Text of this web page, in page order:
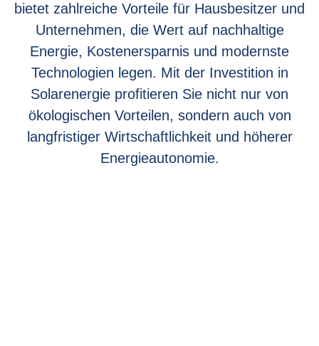
bietet zahlreiche Vorteile für Hausbesitzer und
Unternehmen, die Wert auf nachhaltige
Energie, Kostenersparnis und modernste
Technologien legen. Mit der Investition in
Solarenergie profitieren Sie nicht nur von
ökologischen Vorteilen, sondern auch von
langfristiger Wirtschaftlichkeit und höherer
Energieautonomie.